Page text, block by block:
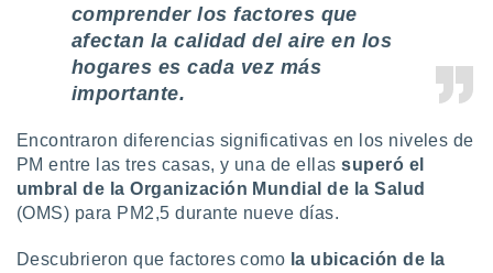
Puedes
web a
abono
comprender los factores que
afectan la calidad del aire en los
hogares es cada vez más
importante.
Encontraron diferencias significativas en los niveles de
PM entre las tres casas, y una de ellassuperó el
umbral de la Organización Mundial de la Salud
(OMS) para PM2,5 durante nueve días.
Descubrieron que factores como la ubicación de la